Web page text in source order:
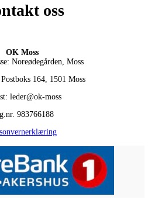
oss
OK Moss
Noreødegården, Moss
Postboks 164, 1501 Moss
leder@ok-moss
983766188